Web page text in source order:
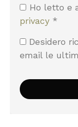
Ho letto e
privacy *
Desidero
email le